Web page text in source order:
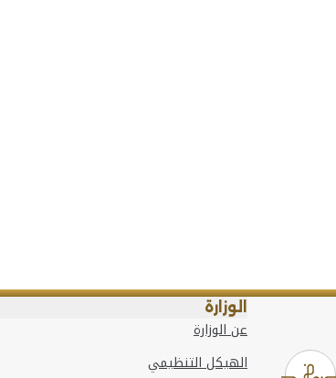
الوزارة
عن الوزارة
الهيكل التنظيمي